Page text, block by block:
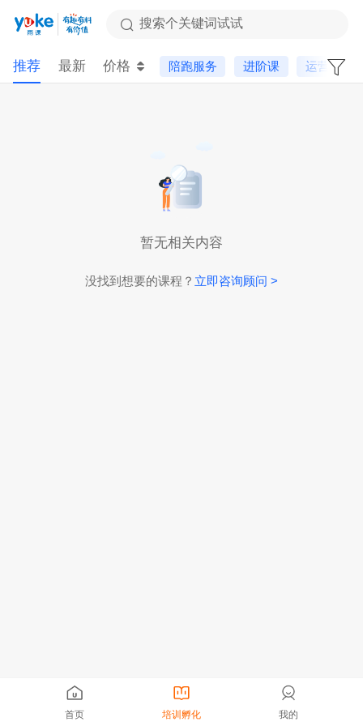
搜索个关键词试试
推荐 最新 价格 陪跑服务 进阶课 运营基础
暂无相关内容
没找到想要的课程？ 立即咨询顾问 >
首页 培训孵化 我的